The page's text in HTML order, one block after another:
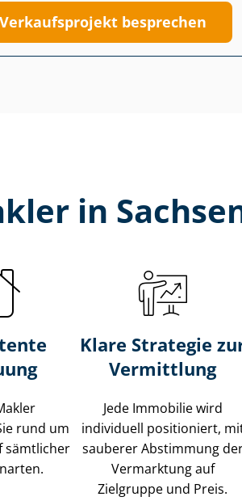
besprechen
in
rund um
sämtlicher
Klare Strategie
Vermittlung
Jede Immobilie wird
individuell positioniert,
sauberer Abstimmung
Vermarktung auf
Zielgruppe und Preis.